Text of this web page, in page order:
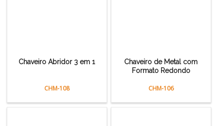
Chaveiro Abridor 3 em 1
CHM-108
Chaveiro de Metal com
Formato Redondo
CHM-106